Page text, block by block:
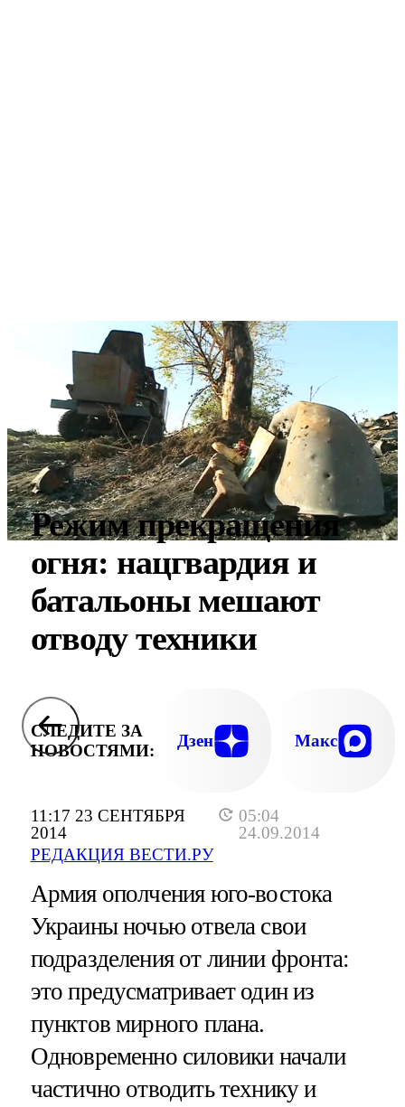
11:17 23 СЕНТЯБРЯ
2014
05:04
24.09.2014
РЕДАКЦИЯ ВЕСТИ.РУ
Режим прекращения
огня: нацгвардия и
батальоны мешают
отводу техники
СЛЕДИТЕ ЗА
НОВОСТЯМИ:
Дзен Макс
Армия ополчения юго-востока
Украины ночью отвела свои
подразделения от линии фронта:
это предусматривает один из
пунктов мирного плана.
Одновременно силовики начали
частично отводить технику и